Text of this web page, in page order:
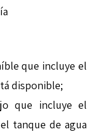
que incluye el
disponible;
que incluye el
tanque de agua